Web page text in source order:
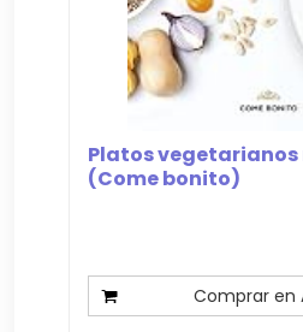
Platos
(Come bonito)
Comprar en